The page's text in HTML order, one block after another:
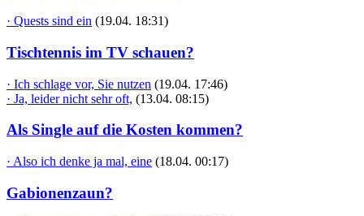
· Quests sind ein (19.04. 18:31)
Tischtennis im TV schauen?
· Ich schlage vor, Sie nutzen (19.04. 17:46)
· Ja, leider nicht sehr oft, (13.04. 08:15)
Als Single auf die Kosten kommen?
· Also ich denke ja mal, eine (18.04. 00:17)
Gabionenzaun?